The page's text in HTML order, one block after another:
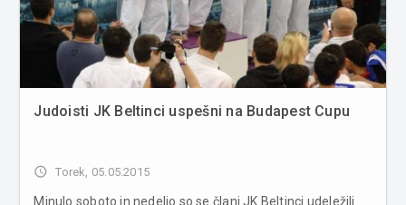
Judoisti JK Beltinci uspešni na Budapest Cupu
access_time Torek, 05.05.2015
Minulo soboto in nedeljo so se člani JK Beltinci udeležili